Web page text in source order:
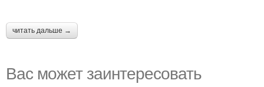
читать дальше →
Вас может заинтересовать